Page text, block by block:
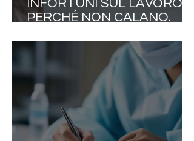
INFORTUNI SUL LAVORO,
PERCHÉ NON CALANO.
E OLTRE MILLE MORTI NEL
2025. LA VERA SFIDA È
TRASFORMARE LA
SICUREZZA IN CULTURA
DELLA SALUTE